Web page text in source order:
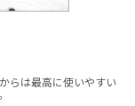
らは最高に使いやすい